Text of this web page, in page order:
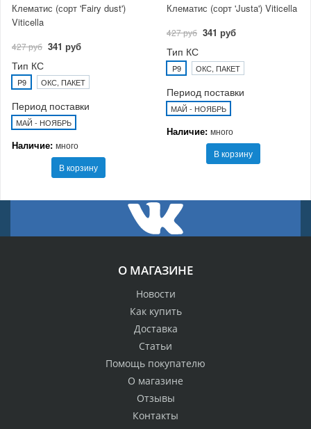
Клематис (сорт 'Fairy dust')
Viticella
427 руб 341 руб
Тип КС
P9 ОКС, ПАКЕТ
Период поставки
МАЙ - НОЯБРЬ
Наличие: много
В корзину
Клематис (сорт 'Justa') Viticella
427 руб 341 руб
Тип КС
P9 ОКС, ПАКЕТ
Период поставки
МАЙ - НОЯБРЬ
Наличие: много
В корзину
О МАГАЗИНЕ
Новости
Как купить
Доставка
Статьи
Помощь покупателю
О магазине
Отзывы
Контакты